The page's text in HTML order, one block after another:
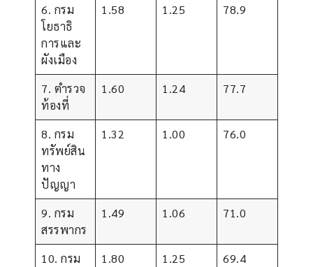
6. กรม
โยธาธิ
การและ
ผังเมือง
1.58 1.25 78.9
7. ตำรวจ
ท้องที่
1.60 1.24 77.7
8. กรม
ทรัพย์สิน
ทาง
ปัญญา
1.32 1.00 76.0
9. กรม
สรรพากร
1.49 1.06 71.0
10. กรม
1.80 1.25 69.4